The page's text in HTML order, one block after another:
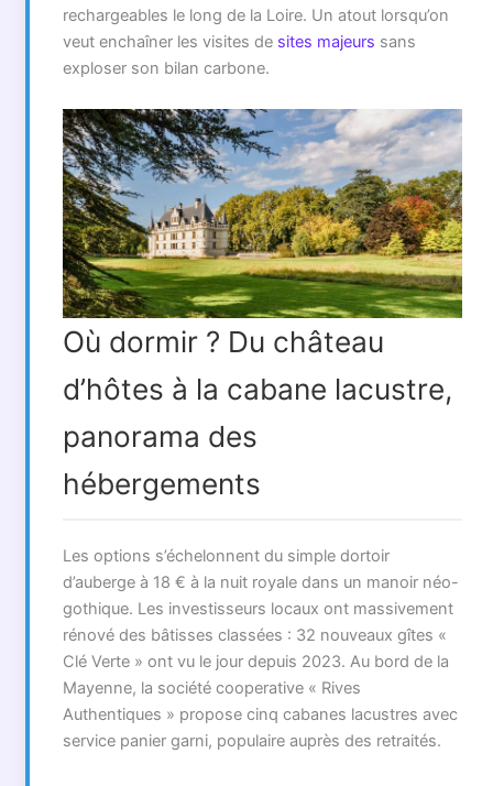
rechargeables le long de la Loire. Un atout lorsqu’on
veut enchaîner les visites de sites majeurs sans
exploser son bilan carbone.
Où dormir ? Du château
d’hôtes à la cabane lacustre,
panorama des
hébergements
Les options s’échelonnent du simple dortoir
d’auberge à 18 € à la nuit royale dans un manoir néo-
gothique. Les investisseurs locaux ont massivement
rénové des bâtisses classées : 32 nouveaux gîtes «
Clé Verte » ont vu le jour depuis 2023. Au bord de la
Mayenne, la société cooperative « Rives
Authentiques » propose cinq cabanes lacustres avec
service panier garni, populaire auprès des retraités.